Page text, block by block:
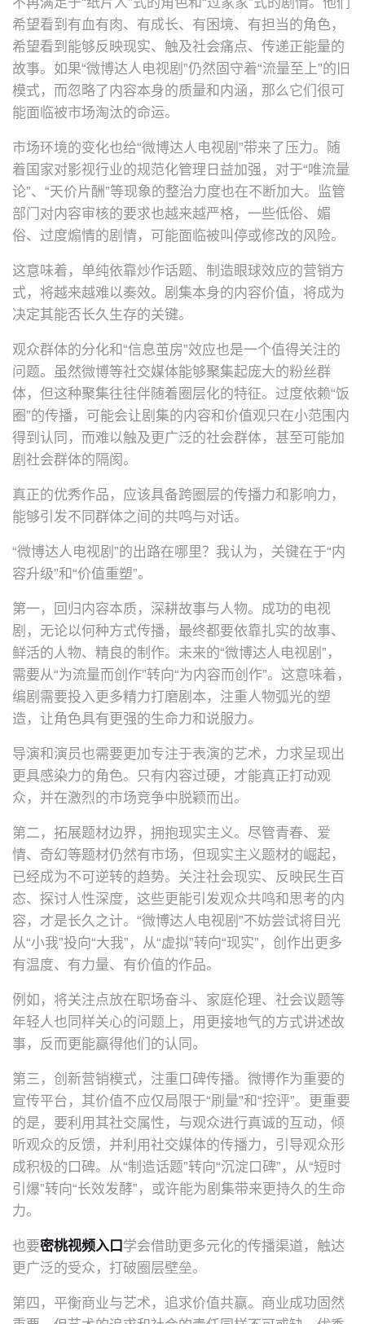
不再满足于“纸片人”式的角色和“过家家”式的剧情。他们
希望看到有血有肉、有成长、有困境、有担当的角色，
希望看到能够反映现实、触及社会痛点、传递正能量的
故事。如果“微博达人电视剧”仍然固守着“流量至上”的旧
模式，而忽略了内容本身的质量和内涵，那么它们很可
能面临被市场淘汰的命运。
市场环境的变化也给“微博达人电视剧”带来了压力。随
着国家对影视行业的规范化管理日益加强，对于“唯流量
论”、“天价片酬”等现象的整治力度也在不断加大。监管
部门对内容审核的要求也越来越严格，一些低俗、媚
俗、过度煽情的剧情，可能面临被叫停或修改的风险。
这意味着，单纯依靠炒作话题、制造眼球效应的营销方
式，将越来越难以奏效。剧集本身的内容价值，将成为
决定其能否长久生存的关键。
观众群体的分化和“信息茧房”效应也是一个值得关注的
问题。虽然微博等社交媒体能够聚集起庞大的粉丝群
体，但这种聚集往往伴随着圈层化的特征。过度依赖“饭
圈”的传播，可能会让剧集的内容和价值观只在小范围内
得到认同，而难以触及更广泛的社会群体，甚至可能加
剧社会群体的隔阂。
真正的优秀作品，应该具备跨圈层的传播力和影响力，
能够引发不同群体之间的共鸣与对话。
“微博达人电视剧”的出路在哪里？我认为，关键在于“内
容升级”和“价值重塑”。
第一，回归内容本质，深耕故事与人物。成功的电视
剧，无论以何种方式传播，最终都要依靠扎实的故事、
鲜活的人物、精良的制作。未来的“微博达人电视剧”，
需要从“为流量而创作”转向“为内容而创作”。这意味着，
编剧需要投入更多精力打磨剧本，注重人物弧光的塑
造，让角色具有更强的生命力和说服力。
导演和演员也需要更加专注于表演的艺术，力求呈现出
更具感染力的角色。只有内容过硬，才能真正打动观
众，并在激烈的市场竞争中脱颖而出。
第二，拓展题材边界，拥抱现实主义。尽管青春、爱
情、奇幻等题材仍然有市场，但现实主义题材的崛起，
已经成为不可逆转的趋势。关注社会现实、反映民生百
态、探讨人性深度，这些更能引发观众共鸣和思考的内
容，才是长久之计。“微博达人电视剧”不妨尝试将目光
从“小我”投向“大我”，从“虚拟”转向“现实”，创作出更多
有温度、有力量、有价值的作品。
例如，将关注点放在职场奋斗、家庭伦理、社会议题等
年轻人也同样关心的问题上，用更接地气的方式讲述故
事，反而更能赢得他们的认同。
第三，创新营销模式，注重口碑传播。微博作为重要的
宣传平台，其价值不应仅局限于“刷量”和“控评”。更重要
的是，要利用其社交属性，与观众进行真诚的互动，倾
听观众的反馈，并利用社交媒体的传播力，引导观众形
成积极的口碑。从“制造话题”转向“沉淀口碑”，从“短时
引爆”转向“长效发酵”，或许能为剧集带来更持久的生命
力。
也要密桃视频入口 学会借助更多元化的传播渠道，触达
更广泛的受众，打破圈层壁垒。
第四，平衡商业与艺术，追求价值共赢。商业成功固然